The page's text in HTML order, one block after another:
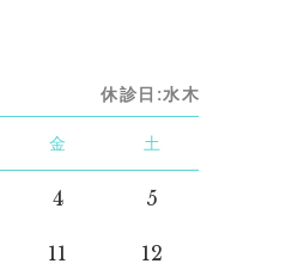
休診日:水木
金 土
4 5
11 12